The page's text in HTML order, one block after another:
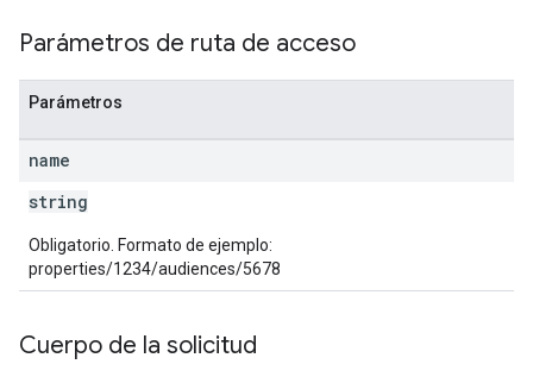
Parámetros de ruta de acceso
Parámetros
name
string
Obligatorio. Formato de ejemplo:
properties/1234/audiences/5678
Cuerpo de la solicitud